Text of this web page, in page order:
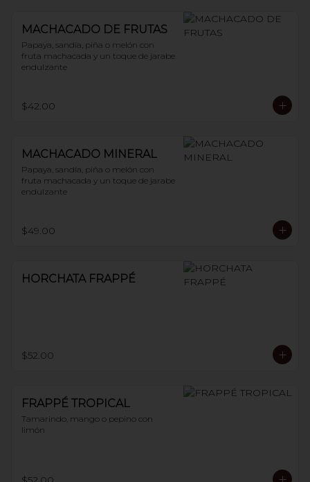
MACHACADO DE FRUTAS
Papaya, sandía, piña o melón con
fruta machacada y un toque de jarabe
endulzante
$42.00
MACHACADO MINERAL
Papaya, sandía, piña o melón con
fruta machacada y un toque de jarabe
endulzante
$49.00
HORCHATA FRAPPÉ
$52.00
FRAPPÉ TROPICAL
Tamarindo, mango o pepino con
limón